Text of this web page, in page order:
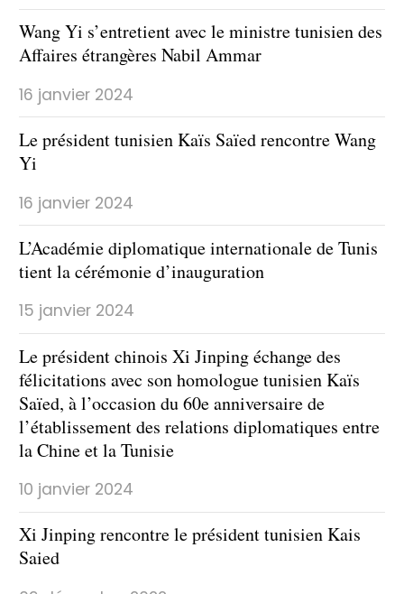
Wang Yi s’entretient avec le ministre tunisien des
Affaires étrangères Nabil Ammar
16 janvier 2024
Le président tunisien Kaïs Saïed rencontre Wang
Yi
16 janvier 2024
L’Académie diplomatique internationale de Tunis
tient la cérémonie d’inauguration
15 janvier 2024
Le président chinois Xi Jinping échange des
félicitations avec son homologue tunisien Kaïs
Saïed, à l’occasion du 60e anniversaire de
l’établissement des relations diplomatiques entre
la Chine et la Tunisie
10 janvier 2024
Xi Jinping rencontre le président tunisien Kais
Saied